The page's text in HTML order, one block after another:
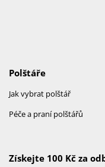
Polštáře
Jak vybrat polštář
Péče a praní polštářů
Získejte 100 Kč za